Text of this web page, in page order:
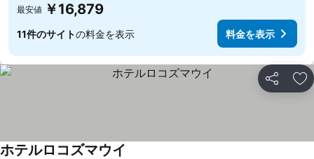
最安値 ￥16,879
11件のサイトの料金を表示 料金を表示
シェア お
ホテルロコズマウイ